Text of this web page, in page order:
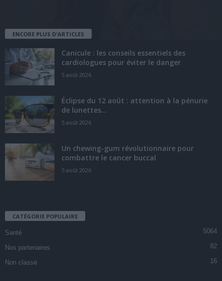
ENCORE PLUS D'ARTICLES
Canicule : les conseils essentiels des
cardiologues pour éviter le danger
5 août 2026
Éclipse du 12 août : attention à la pénurie
de lunettes...
5 août 2026
Un chewing-gum révolutionnaire pour
combattre le cancer buccal
5 août 2026
CATÉGORIE POPULAIRE
Santé 5064
Nos partenaires 82
Non classé 16